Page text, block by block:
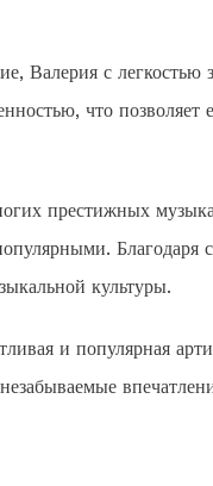
Валерия с легкостью
что
престижных
Благодаря
культуры.
и популярная